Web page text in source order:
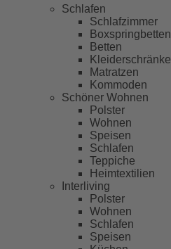
Schlafen
Schlafzimmer
Boxspringbetten
Betten
Kleiderschränke
Matratzen
Kommoden
Schöner Wohnen
Polster
Wohnen
Speisen
Schlafen
Teppiche
Heimtextilien
Interliving
Polster
Wohnen
Schlafen
Speisen